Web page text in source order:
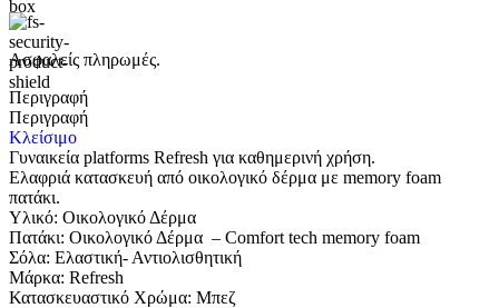
Ασφαλείς πληρωμές.
Περιγραφή
Περιγραφή
Κλείσιμο
Γυναικεία platforms Refresh για καθημερινή χρήση.
Ελαφριά κατασκευή από οικολογικό δέρμα με memory foam
πατάκι.
Υλικό: Οικολογικό Δέρμα
Πατάκι: Οικολογικό Δέρμα – Comfort tech memory foam
Σόλα: Eλαστική- Αντιολισθητική
Μάρκα: Refresh
Κατασκευαστικό Χρώμα: Μπεζ